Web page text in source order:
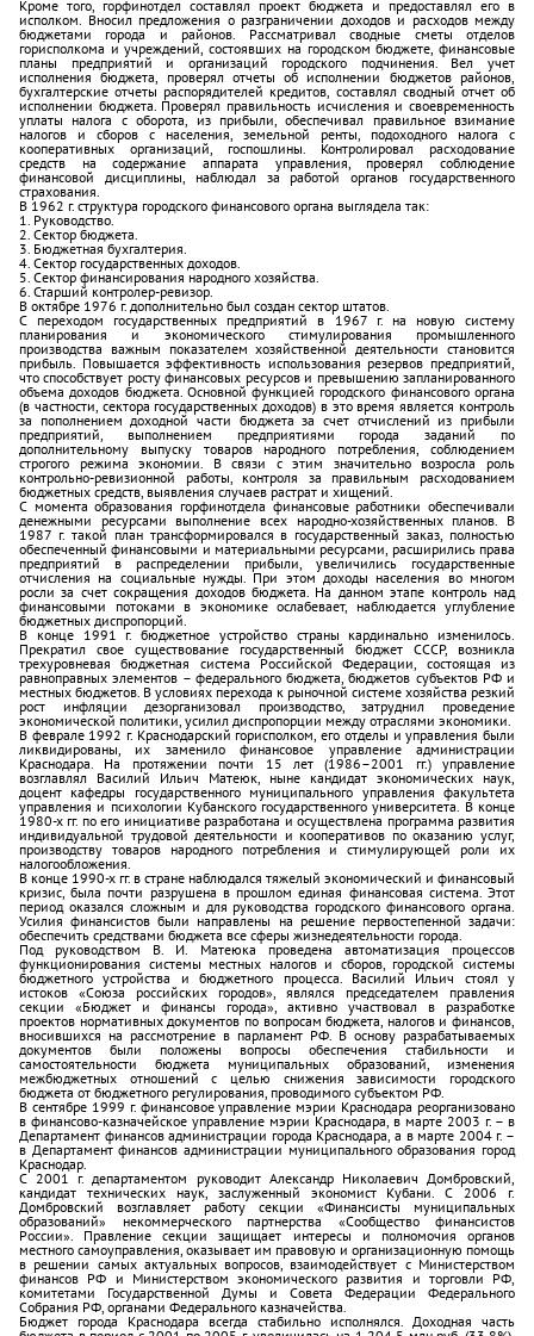
Кроме того, горфинотдел составлял проект бюджета и предоставлял его в
исполком. Вносил предложения о разграничении доходов и расходов между
бюджетами города и районов. Рассматривал сводные сметы отделов
горисполкома и учреждений, состоявших на городском бюджете, финансовые
планы предприятий и организаций городского подчинения. Вел учет
исполнения бюджета, проверял отчеты об исполнении бюджетов районов,
бухгалтерские отчеты распорядителей кредитов, составлял сводный отчет об
исполнении бюджета. Проверял правильность исчисления и своевременность
уплаты налога с оборота, из прибыли, обеспечивал правильное взимание
налогов и сборов с населения, земельной ренты, подоходного налога с
кооперативных организаций, госпошлины. Контролировал расходование
средств на содержание аппарата управления, проверял соблюдение
финансовой дисциплины, наблюдал за работой органов государственного
страхования.
В 1962 г. структура городского финансового органа выглядела так:
1. Руководство.
2. Сектор бюджета.
3. Бюджетная бухгалтерия.
4. Сектор государственных доходов.
5. Сектор финансирования народного хозяйства.
6. Старший контролер-ревизор.
В октябре 1976 г. дополнительно был создан сектор штатов.
С переходом государственных предприятий в 1967 г. на новую систему
планирования и экономического стимулирования промышленного
производства важным показателем хозяйственной деятельности становится
прибыль. Повышается эффективность использования резервов предприятий,
что способствует росту финансовых ресурсов и превышению запланированного
объема доходов бюджета. Основной функцией городского финансового органа
(в частности, сектора государственных доходов) в это время является контроль
за пополнением доходной части бюджета за счет отчислений из прибыли
предприятий, выполнением предприятиями города заданий по
дополнительному выпуску товаров народного потребления, соблюдением
строгого режима экономии. В связи с этим значительно возросла роль
контрольно-ревизионной работы, контроля за правильным расходованием
бюджетных средств, выявления случаев растрат и хищений.
С момента образования горфинотдела финансовые работники обеспечивали
денежными ресурсами выполнение всех народно-хозяйственных планов. В
1987 г. такой план трансформировался в государственный заказ, полностью
обеспеченный финансовыми и материальными ресурсами, расширились права
предприятий в распределении прибыли, увеличились государственные
отчисления на социальные нужды. При этом доходы населения во многом
росли за счет сокращения доходов бюджета. На данном этапе контроль над
финансовыми потоками в экономике ослабевает, наблюдается углубление
бюджетных диспропорций.
В конце 1991 г. бюджетное устройство страны кардинально изменилось.
Прекратил свое существование государственный бюджет СССР, возникла
трехуровневая бюджетная система Российской Федерации, состоящая из
равноправных элементов – федерального бюджета, бюджетов субъектов РФ и
местных бюджетов. В условиях перехода к рыночной системе хозяйства резкий
рост инфляции дезорганизовал производство, затруднил проведение
экономической политики, усилил диспропорции между отраслями экономики.
В феврале 1992 г. Краснодарский горисполком, его отделы и управления были
ликвидированы, их заменило финансовое управление администрации
Краснодара. На протяжении почти 15 лет (1986–2001 гг.) управление
возглавлял Василий Ильич Матеюк, ныне кандидат экономических наук,
доцент кафедры государственного муниципального управления факультета
управления и психологии Кубанского государственного университета. В конце
1980-х гг. по его инициативе разработана и осуществлена программа развития
индивидуальной трудовой деятельности и кооперативов по оказанию услуг,
производству товаров народного потребления и стимулирующей роли их
налогообложения.
В конце 1990-х гг. в стране наблюдался тяжелый экономический и финансовый
кризис, была почти разрушена в прошлом единая финансовая система. Этот
период оказался сложным и для руководства городского финансового органа.
Усилия финансистов были направлены на решение первостепенной задачи:
обеспечить средствами бюджета все сферы жизнедеятельности города.
Под руководством В. И. Матеюка проведена автоматизация процессов
функционирования системы местных налогов и сборов, городской системы
бюджетного устройства и бюджетного процесса. Василий Ильич стоял у
истоков «Союза российских городов», являлся председателем правления
секции «Бюджет и финансы города», активно участвовал в разработке
проектов нормативных документов по вопросам бюджета, налогов и финансов,
вносившихся на рассмотрение в парламент РФ. В основу разрабатываемых
документов были положены вопросы обеспечения стабильности и
самостоятельности бюджета муниципальных образований, изменения
межбюджетных отношений с целью снижения зависимости городского
бюджета от бюджетного регулирования, проводимого субъектом РФ.
В сентябре 1999 г. финансовое управление мэрии Краснодара реорганизовано
в финансово-казначейское управление мэрии Краснодара, в марте 2003 г. – в
Департамент финансов администрации города Краснодара, а в марте 2004 г. –
в Департамент финансов администрации муниципального образования город
Краснодар.
С 2001 г. департаментом руководит Александр Николаевич Домбровский,
кандидат технических наук, заслуженный экономист Кубани. С 2006 г.
Домбровский возглавляет работу секции «Финансисты муниципальных
образований» некоммерческого партнерства «Сообщество финансистов
России». Правление секции защищает интересы и полномочия органов
местного самоуправления, оказывает им правовую и организационную помощь
в решении самых актуальных вопросов, взаимодействует с Министерством
финансов РФ и Министерством экономического развития и торговли РФ,
комитетами Государственной Думы и Совета Федерации Федерального
Собрания РФ, органами Федерального казначейства.
Бюджет города Краснодара всегда стабильно исполнялся. Доходная часть